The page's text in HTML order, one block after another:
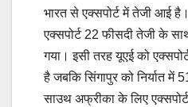
भारत से एक्सपोर्ट में तेजी आई
एक्सपोर्ट 22 फीसदी तेजी के
गया। इसी तरह यूएई को
है जबकि सिंगापुर को निर्यात
साउथ अफ्रीका के लिए